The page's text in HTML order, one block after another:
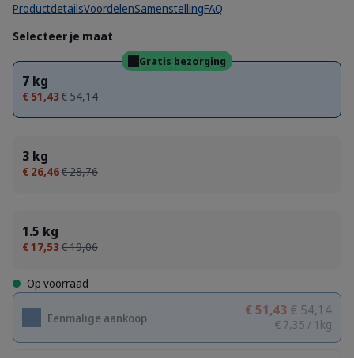
ProductdetailsVoordelenSamenstellingFAQ
Selecteer je maat
Gratis bezorging
7 kg
€ 51,43€ 54,14
3 kg
€ 26,46€ 28,76
1.5 kg
€ 17,53€ 19,06
Op voorraad
Eenmalige aankoop € 51,43€ 54,14
€ 7,35 / 1kg